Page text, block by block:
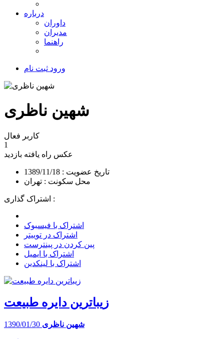
درباره
داوران
مدیران
راهنما
ورود ثبت نام
شهین ناظری
کاربر فعال
1
عکس راه یافته بازدید
تاریخ عضویت : 1389/11/18
محل سکونت : تهران
اشتراک گذاری :
اشتراک با فیسبوک
اشتراک در توییتر
پین کردن در پینترست
اشتراک با ایمیل
اشتراک با لینکدین
زیباترین دایره طبیعت
شهین ناظری 1390/01/30